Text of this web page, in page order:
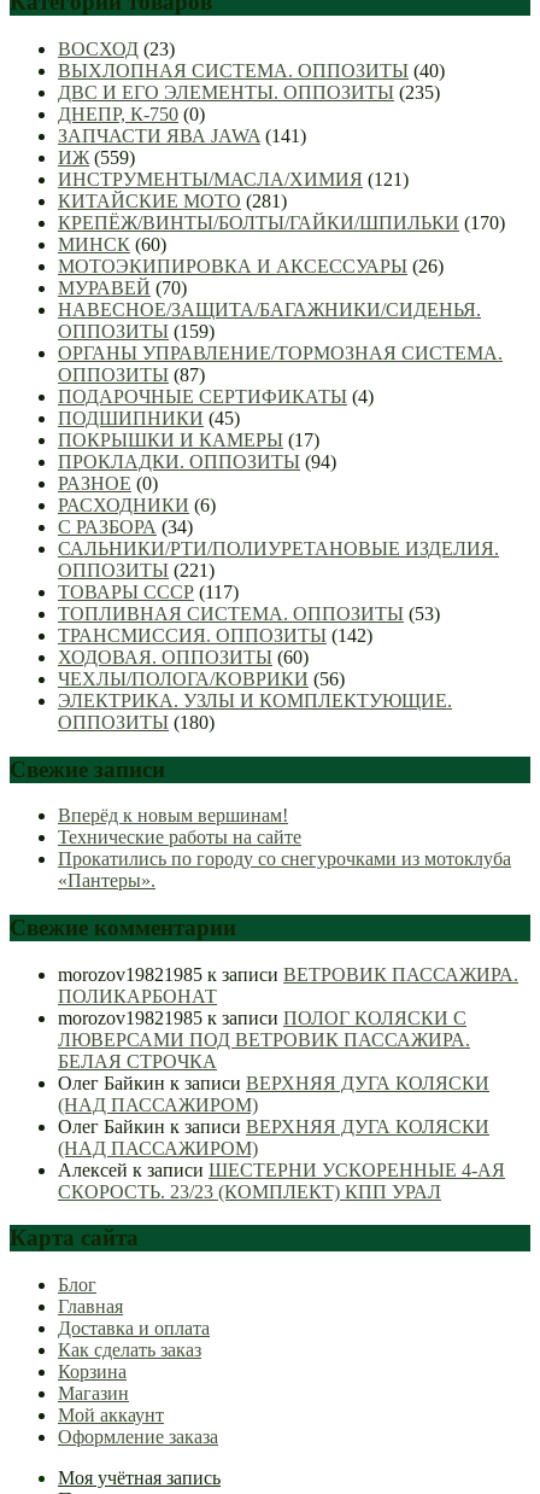
ВОСХОД (23)
ВЫХЛОПНАЯ СИСТЕМА. ОППОЗИТЫ (40)
ДВС И ЕГО ЭЛЕМЕНТЫ. ОППОЗИТЫ (235)
ДНЕПР, К-750 (0)
ЗАПЧАСТИ ЯВА JAWA (141)
ИЖ (559)
ИНСТРУМЕНТЫ/МАСЛА/ХИМИЯ (121)
КИТАЙСКИЕ МОТО (281)
КРЕПЁЖ/ВИНТЫ/БОЛТЫ/ГАЙКИ/ШПИЛЬКИ (170)
МИНСК (60)
МОТОЭКИПИРОВКА И АКСЕССУАРЫ (26)
МУРАВЕЙ (70)
НАВЕСНОЕ/ЗАЩИТА/БАГАЖНИКИ/СИДЕНЬЯ.
ОППОЗИТЫ (159)
ОРГАНЫ УПРАВЛЕНИЕ/ТОРМОЗНАЯ СИСТЕМА.
ОППОЗИТЫ (87)
ПОДАРОЧНЫЕ СЕРТИФИКАТЫ (4)
ПОДШИПНИКИ (45)
ПОКРЫШКИ И КАМЕРЫ (17)
ПРОКЛАДКИ. ОППОЗИТЫ (94)
РАЗНОЕ (0)
РАСХОДНИКИ (6)
С РАЗБОРА (34)
САЛЬНИКИ/РТИ/ПОЛИУРЕТАНОВЫЕ ИЗДЕЛИЯ.
ОППОЗИТЫ (221)
ТОВАРЫ СССР (117)
ТОПЛИВНАЯ СИСТЕМА. ОППОЗИТЫ (53)
ТРАНСМИССИЯ. ОППОЗИТЫ (142)
ХОДОВАЯ. ОППОЗИТЫ (60)
ЧЕХЛЫ/ПОЛОГА/КОВРИКИ (56)
ЭЛЕКТРИКА. УЗЛЫ И КОМПЛЕКТУЮЩИЕ.
ОППОЗИТЫ (180)
Свежие записи
Вперёд к новым вершинам!
Технические работы на сайте
Прокатились по городу со снегурочками из мотоклуба
«Пантеры».
Свежие комментарии
morozov19821985 к записи ВЕТРОВИК ПАССАЖИРА.
ПОЛИКАРБОНАТ
morozov19821985 к записи ПОЛОГ КОЛЯСКИ С
ЛЮВЕРСАМИ ПОД ВЕТРОВИК ПАССАЖИРА.
БЕЛАЯ СТРОЧКА
Олег Байкин к записи ВЕРХНЯЯ ДУГА КОЛЯСКИ
(НАД ПАССАЖИРОМ)
Олег Байкин к записи ВЕРХНЯЯ ДУГА КОЛЯСКИ
(НАД ПАССАЖИРОМ)
Алексей к записи ШЕСТЕРНИ УСКОРЕННЫЕ 4-АЯ
СКОРОСТЬ. 23/23 (КОМПЛЕКТ) КПП УРАЛ
Карта сайта
Блог
Главная
Доставка и оплата
Как сделать заказ
Корзина
Магазин
Мой аккаунт
Оформление заказа
Моя учётная запись